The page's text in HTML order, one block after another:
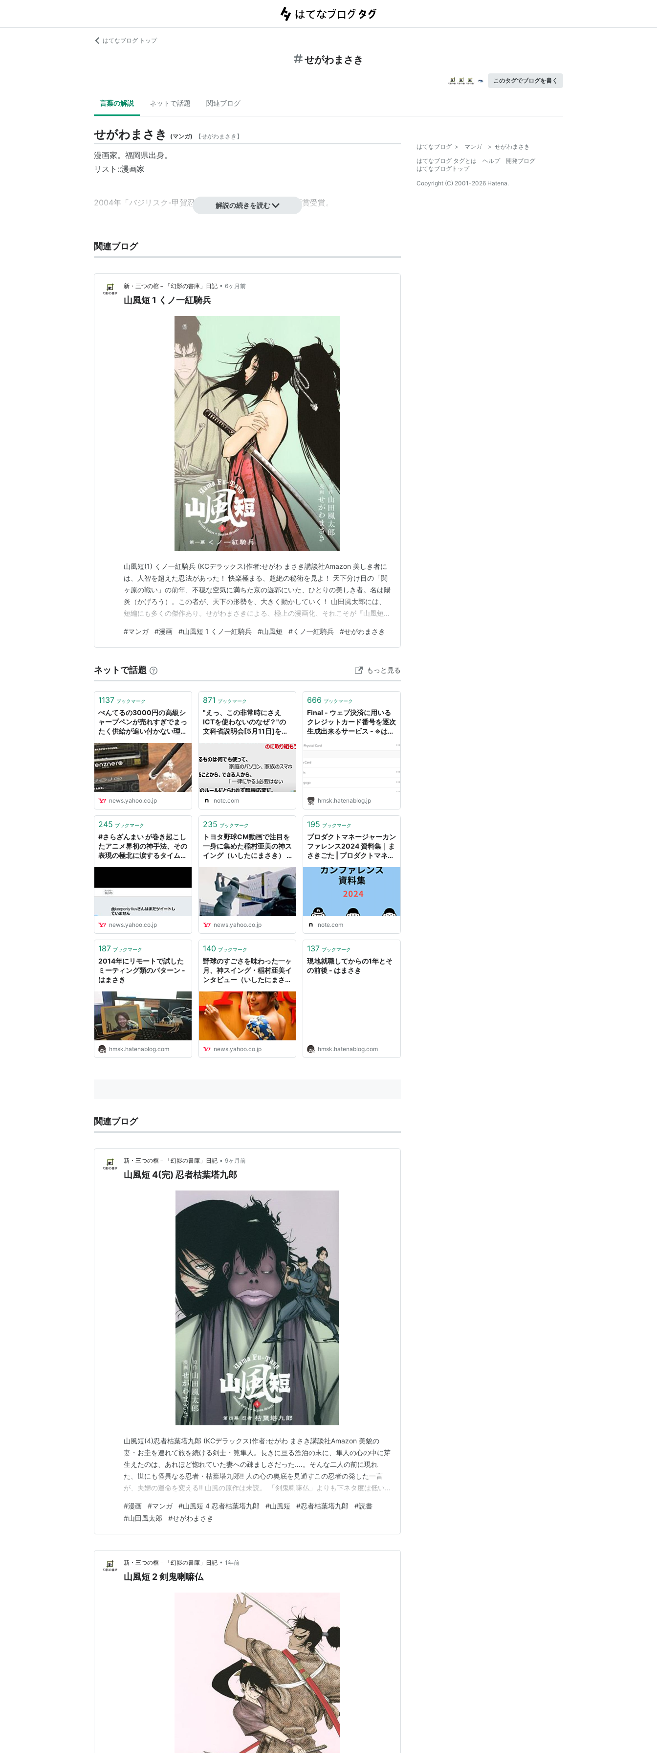
はてなブログ トップ
せがわまさき
このタグでブログを書く
言葉の解説 ネットで話題 関連ブログ
せがわまさき (マンガ) 【せがわまさき 】
漫画家。福岡県出身。
リスト::漫画家
2004年「バジリスク-甲賀忍法帖-」で、第28回講談社漫画賞受賞。
2005年4月より講談社ヤングマガジンにて「Y十M-柳生忍法帖-」（原作：山田風太
主な作品
バジリスク-甲賀忍法帖-（原作：山田風太郎）
解説の続きを読む
関連ブログ
新・三つの棺－「幻影の書庫」日記 • 6ヶ月前
山風短 1 くノ一紅騎兵
山風短(1) くノ一紅騎兵 (KCデラックス)作者:せがわ まさき講談社Amazon 美しき者に
は、人智を超えた忍法があった！ 快楽極まる、超絶の秘術を見よ！ 天下分け目の「関
ヶ原の戦い」の前年、不穏な空気に満ちた京の遊郭にいた、ひとりの美しき者。名は陽
炎（かげろう）。この者が、天下の形勢を、大きく動かしていく！ 山田風太郎には、
短編にも多くの傑作あり。せがわまさきによる、極上の漫画化、それこそが『山風短
た意外性も楽しめて、 やはり、このシリーズは悪くなかったな。 「関ヶ原の戦い」と
いう重要な史実をベースに、 実在…
#マンガ #漫画 #山風短 1 くノ一紅騎兵 #山風短 #くノ一紅騎兵 #せがわまさき
ネットで話題 もっと見る
1137 ブックマーク
ぺんてるの3000円の高級シ
ャープペンが売れすぎでまっ
たく供給が追い付かない理由
パート - Yahoo!ニュース
news.yahoo.co.jp
871 ブックマーク
"えっ、この非常時にさえ
ICTを使わないのなぜ？"の
文科省説明会[5月11日]を文
note.com
666 ブックマーク
Final - ウェブ決済に用いる
クレジットカード番号を逐次
生成出来るサービス - ※はま
hmsk.hatenablog.jp
245 ブックマーク
#さらざんまい が巻き起こし
たアニメ界初の神手法、その
表現の極北に涙するタイムラ
news.yahoo.co.jp
235 ブックマーク
トヨタ野球CM動画で注目を
一身に集めた稲村亜美の神ス
イング（いしたにまさき） -
ース
news.yahoo.co.jp
195 ブックマーク
プロダクトマネージャーカン
ファレンス2024 資料集｜ま
さきごた | プロダクトマネー
note.com
187 ブックマーク
2014年にリモートで試した
ミーティング類のパターン -
はまさき
hmsk.hatenablog.com
140 ブックマーク
野球のすごさを味わった一ヶ
月、神スイング・稲村亜美イ
ンタビュー（いしたにまさ
Yahoo!ニュース
news.yahoo.co.jp
137 ブックマーク
現地就職してからの1年とそ
の前後 - はまさき
hmsk.hatenablog.com
関連ブログ
新・三つの棺－「幻影の書庫」日記 • 9ヶ月前
山風短 4(完) 忍者枯葉塔九郎
山風短(4)忍者枯葉塔九郎 (KCデラックス)作者:せがわ まさき講談社Amazon 美貌の
妻・お圭を連れて旅を続ける剣士・筧隼人。長きに亘る漂泊の末に、隼人の心の中に芽
生えたのは、あれほど惚れていた妻への疎ましさだった‥‥。そんな二人の前に現れ
た、世にも怪異なる忍者・枯葉塔九郎!! 人の心の奥底を見通すこの忍者の発した一言
が、夫婦の運命を変える!! 山風の原作は未読。 「剣鬼喇嘛仏」よりも下ネタ度は低い
地良い。 見栄えは男前だが心は下衆な男と、見栄えは最悪だが心は男前の男。 ――や
っぱこうでなくっちゃね。 この…
#漫画 #マンガ #山風短 4 忍者枯葉塔九郎 #山風短 #忍者枯葉塔九郎 #読書
#山田風太郎 #せがわまさき
新・三つの棺－「幻影の書庫」日記 • 1年前
山風短 2 剣鬼喇嘛仏
はてなブログ > マンガ > せがわまさき
はてなブログ タグとは
ヘルプ
開発ブログ
はてなブログトップ
Copyright (C) 2001-2026 Hatena.